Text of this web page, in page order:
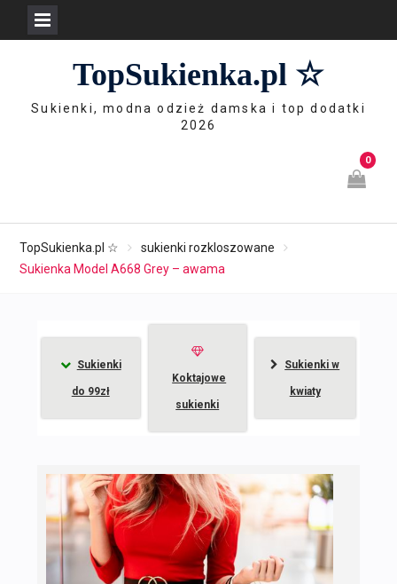
TopSukienka.pl ☆
Sukienki, modna odzież damska i top dodatki
2026
0
TopSukienka.pl ☆
sukienki rozkloszowane
Sukienka Model A668 Grey – awama
Sukienki
do 99zł
Koktajowe
sukienki
Sukienki w
kwiaty